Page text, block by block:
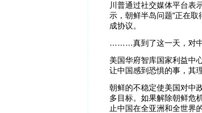
川普通过社交媒体平台表
示，朝鲜半岛问题“正在
成协议。
………真到了这一天，对中
美国华府智库国家利益中
让中国感到恐惧的事，其
朝鲜的不稳定使美国对中
多目标。如果解除朝鲜危
止中国在全亚洲和全世界